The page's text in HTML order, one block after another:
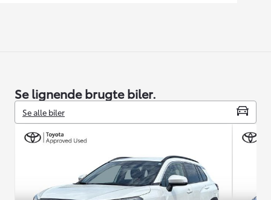
Se lignende brugte biler.
Se alle biler